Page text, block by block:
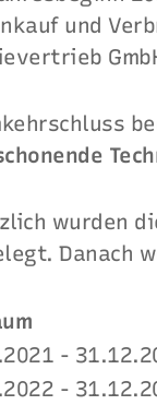
und
wurden
Danach
-
-